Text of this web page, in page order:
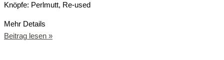
Knöpfe: Perlmutt, Re-used
Mehr Details
Beitrag lesen »